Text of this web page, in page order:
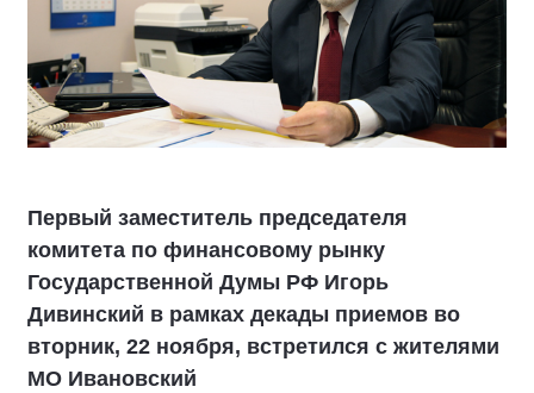
Первый заместитель председателя
комитета по финансовому рынку
Государственной Думы РФ Игорь
Дивинский в рамках декады приемов во
вторник, 22 ноября, встретился с жителями
МО Ивановский